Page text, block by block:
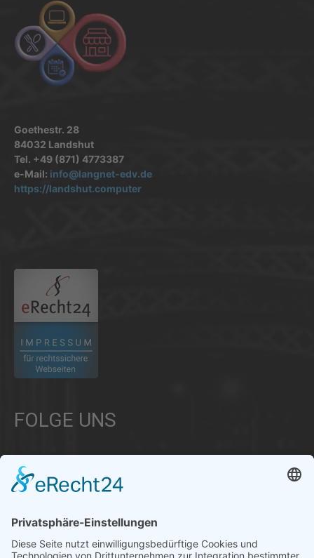
Goethestr. 28
84032 Landshut
Tel. +49 (871) 4773387
e-Mail: info@langnet-edv.de
https://landshut.computer
FOLGE UNS
Informationen aus Politik – Wirtschaft – Kultur – Umwelt –